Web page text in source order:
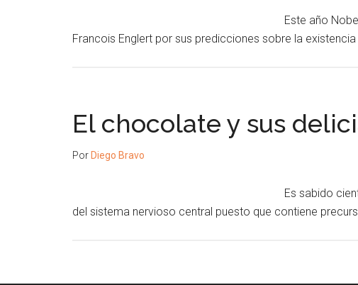
Este año
Francois Englert por sus predicciones sobre la
El chocolate y sus
Por Diego Bravo
Es sabido
del sistema nervioso central puesto que contiene